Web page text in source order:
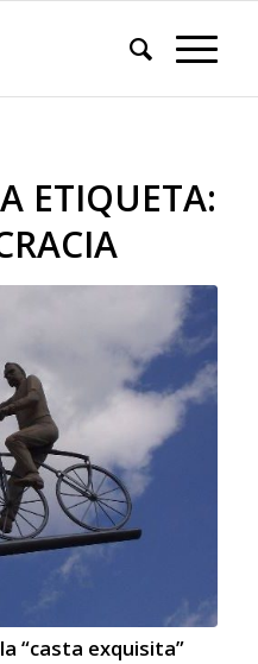
ETIQUETA:
“casta exquisita”